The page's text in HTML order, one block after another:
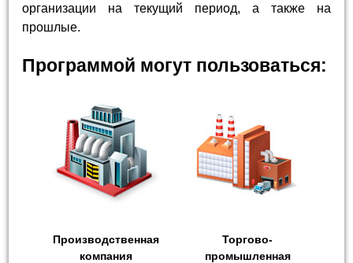
организации на текущий период, а также на
прошлые.
Программой могут пользоваться:
Производственная
компания
Торгово-
промышленная